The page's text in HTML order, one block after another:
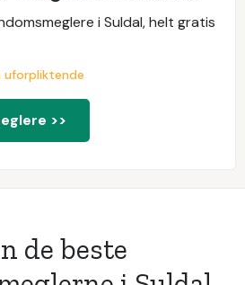
i Suldal, helt gratis
uforpliktende
>>
de beste